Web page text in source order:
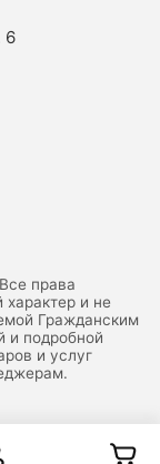
6
права
и не
Гражданским
и подробной
и услуг